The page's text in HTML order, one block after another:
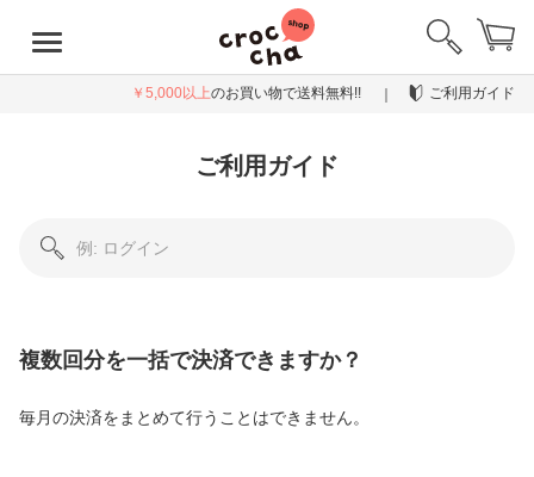
￥5,000以上のお買い物で送料無料!! ご利用ガイド
ご利用ガイド
複数回分を一括で決済できますか？
毎月の決済をまとめて行うことはできません。